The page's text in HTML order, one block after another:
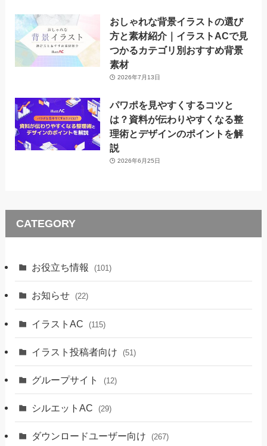
おしゃれな背景イラストの選び
方と素材紹介｜イラストACで見
つかるカテゴリ別おすすめ背景
素材
2026年7月13日
パワポを見やすくするコツと
は？資料が伝わりやすくなる整
理術とデザインのポイントを解
説
2026年6月25日
CATEGORY
お役立ち情報 (101)
お知らせ (22)
イラストAC (115)
イラスト投稿者向け (51)
グループサイト (12)
シルエットAC (29)
ダウンロードユーザー向け (267)